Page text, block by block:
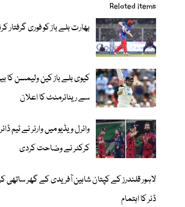
Related items
بھارت بلے باز کو فوری گرفتار
کیوی بلے باز کین ولیمسن کا
سے ریٹائرمنٹ کا اعلان
وائرل ویڈیو میں وارنر نے ٹیم
کرکٹر نے وضاحت کردی
لاہور قلندرز کے کپتان شاہین آفریدی کے گھر ساتھی
ڈنر کا اہتمام